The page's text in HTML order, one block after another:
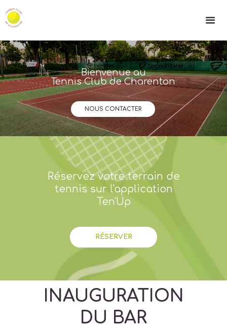
Bienvenue au
Tennis Club de Charenton
NOUS CONTACTER
Réservez votre terrain de
tennis sur l'application
Ten'Up
RÉSERVER
INAUGURATION
DU BAR